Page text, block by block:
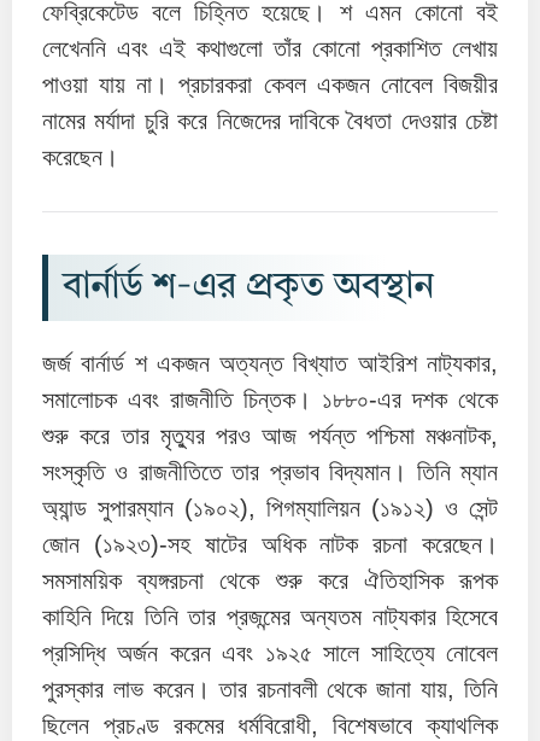
ফেব্রিকেটেড বলে চিহ্নিত হয়েছে। শ এমন কোনো বই
লেখেননি এবং এই কথাগুলো তাঁর কোনো প্রকাশিত লেখায়
পাওয়া যায় না। প্রচারকরা কেবল একজন নোবেল বিজয়ীর
নামের মর্যাদা চুরি করে নিজেদের দাবিকে বৈধতা দেওয়ার চেষ্টা
করেছেন।
বার্নার্ড শ-এর প্রকৃত অবস্থান
জর্জ বার্নার্ড শ একজন অত্যন্ত বিখ্যাত আইরিশ নাট্যকার,
সমালোচক এবং রাজনীতি চিন্তক। ১৮৮০-এর দশক থেকে
শুরু করে তার মৃত্যুর পরও আজ পর্যন্ত পশ্চিমা মঞ্চনাটক,
সংস্কৃতি ও রাজনীতিতে তার প্রভাব বিদ্যমান। তিনি ম্যান
অ্যান্ড সুপারম্যান (১৯০২), পিগম্যালিয়ন (১৯১২) ও সেন্ট
জোন (১৯২৩)-সহ ষাটের অধিক নাটক রচনা করেছেন।
সমসাময়িক ব্যঙ্গরচনা থেকে শুরু করে ঐতিহাসিক রূপক
কাহিনি দিয়ে তিনি তার প্রজন্মের অন্যতম নাট্যকার হিসেবে
প্রসিদ্ধি অর্জন করেন এবং ১৯২৫ সালে সাহিত্যে নোবেল
পুরস্কার লাভ করেন। তার রচনাবলী থেকে জানা যায়, তিনি
ছিলেন প্রচণ্ড রকমের ধর্মবিরোধী, বিশেষভাবে ক্যাথলিক